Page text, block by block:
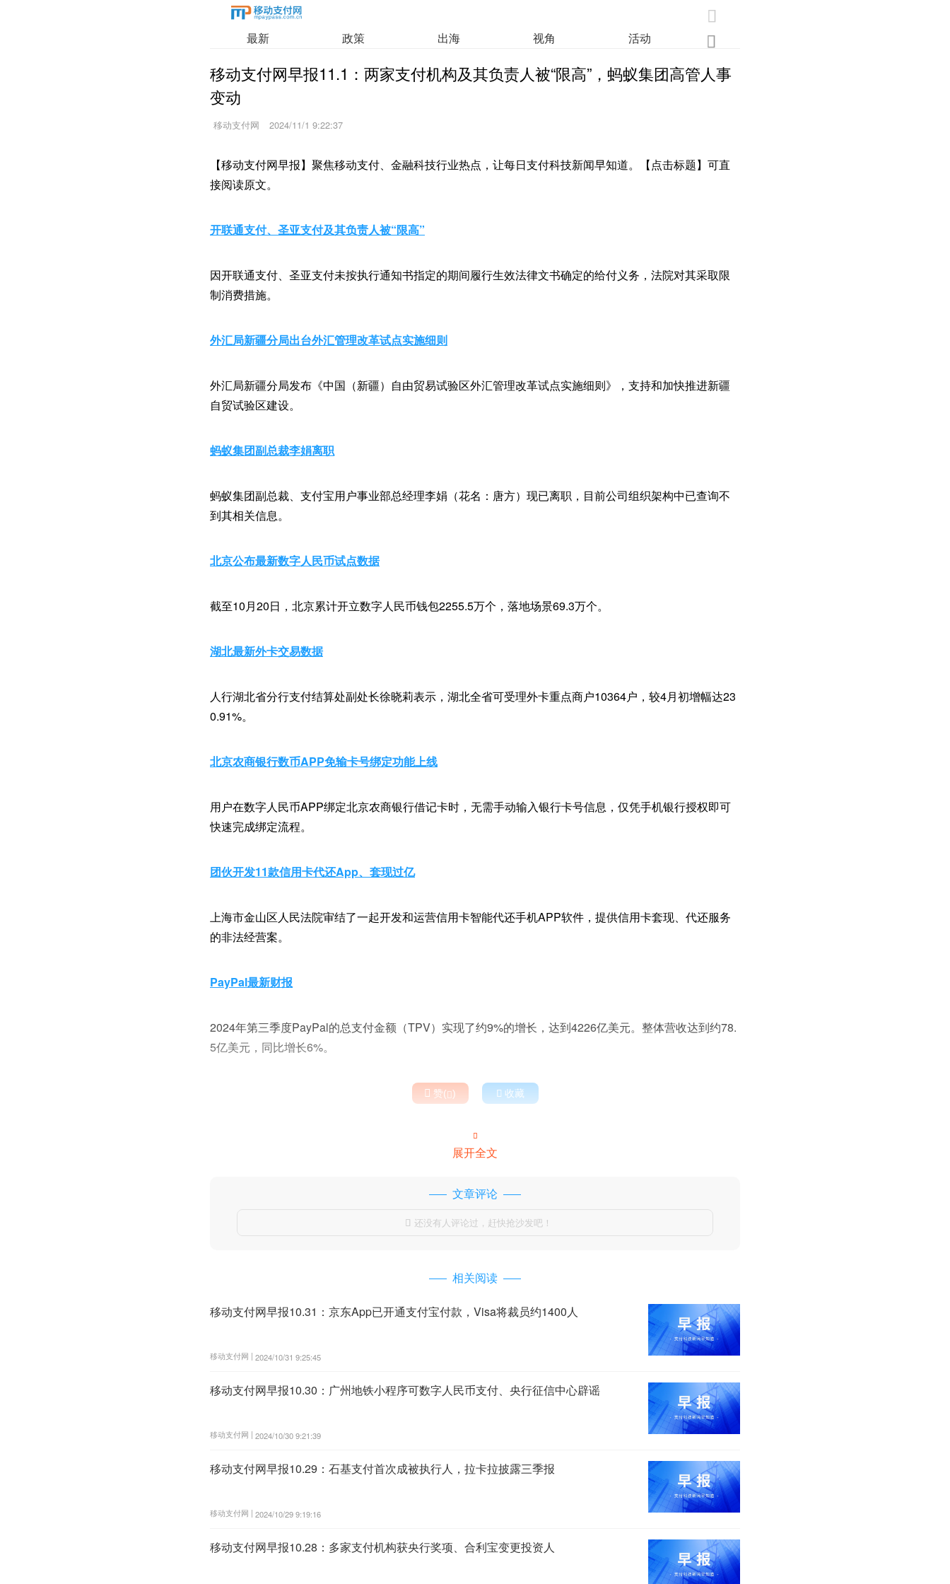

最新 政策 出海 视角 活动 
移动支付网早报11.1：两家支付机构及其负责人被“限高”，蚂蚁集团高管人事
变动
移动支付网 2024/11/1 9:22:37
【移动支付网早报】聚焦移动支付、金融科技行业热点，让每日支付科技新闻早知道。【点击标题】可直
接阅读原文。
开联通支付、圣亚支付及其负责人被“限高”
因开联通支付、圣亚支付未按执行通知书指定的期间履行生效法律文书确定的给付义务，法院对其采取限
制消费措施。
外汇局新疆分局出台外汇管理改革试点实施细则
外汇局新疆分局发布《中国（新疆）自由贸易试验区外汇管理改革试点实施细则》，支持和加快推进新疆
自贸试验区建设。
蚂蚁集团副总裁李娟离职
蚂蚁集团副总裁、支付宝用户事业部总经理李娟（花名：唐方）现已离职，目前公司组织架构中已查询不
到其相关信息。
北京公布最新数字人民币试点数据
截至10月20日，北京累计开立数字人民币钱包2255.5万个，落地场景69.3万个。
湖北最新外卡交易数据
人行湖北省分行支付结算处副处长徐晓莉表示，湖北全省可受理外卡重点商户10364户，较4月初增幅达23
0.91%。
北京农商银行数币APP免输卡号绑定功能上线
用户在数字人民币APP绑定北京农商银行借记卡时，无需手动输入银行卡号信息，仅凭手机银行授权即可
快速完成绑定流程。
团伙开发11款信用卡代还App、套现过亿
上海市金山区人民法院审结了一起开发和运营信用卡智能代还手机APP软件，提供信用卡套现、代还服务
的非法经营案。
PayPal最新财报
2024年第三季度PayPal的总支付金额（TPV）实现了约9%的增长，达到4226亿美元。整体营收达到约78.
5亿美元，同比增长6%。
 赞()  收藏

展开全文
文章评论
 还没有人评论过，赶快抢沙发吧！
相关阅读
移动支付网早报10.31：京东App已开通支付宝付款，Visa将裁员约1400人
移动支付网 | 2024/10/31 9:25:45
移动支付网早报10.30：广州地铁小程序可数字人民币支付、央行征信中心辟谣
移动支付网 | 2024/10/30 9:21:39
移动支付网早报10.29：石基支付首次成被执行人，拉卡拉披露三季报
移动支付网 | 2024/10/29 9:19:16
移动支付网早报10.28：多家支付机构获央行奖项、合利宝变更投资人